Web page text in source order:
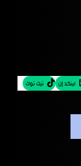
لينكد إن تيك توك